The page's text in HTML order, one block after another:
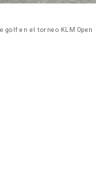
golf en el torneo KLM Open